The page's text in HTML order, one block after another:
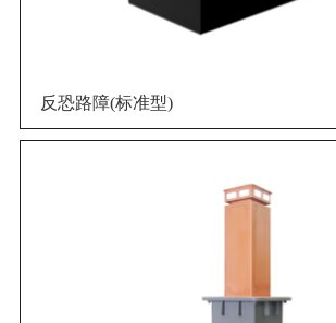
反恐路障(标准型)